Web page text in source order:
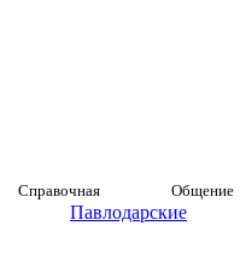
Справочная Общение
Павлодарские